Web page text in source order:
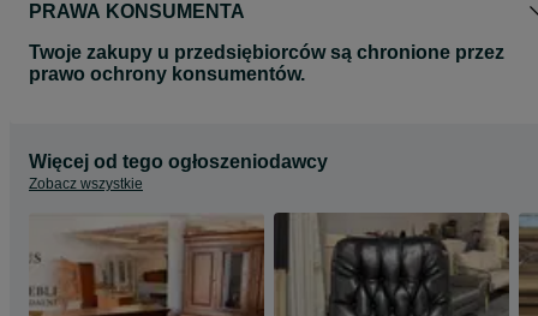
PRAWA KONSUMENTA
Twoje zakupy u przedsiębiorców są chronione przez
prawo ochrony konsumentów.
Więcej od tego ogłoszeniodawcy
Zobacz wszystkie